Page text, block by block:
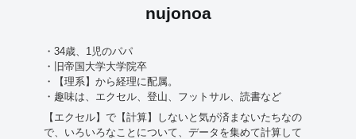
nujonoa
・34歳、1児のパパ
・旧帝国大学大学院卒
・【理系】から経理に配属。
・趣味は、エクセル、登山、フットサル、読書など
【エクセル】で【計算】しないと気が済まないたちなの
で、いろいろなことについて、データを集めて計算して